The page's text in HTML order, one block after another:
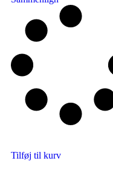
Tilføj til kurv